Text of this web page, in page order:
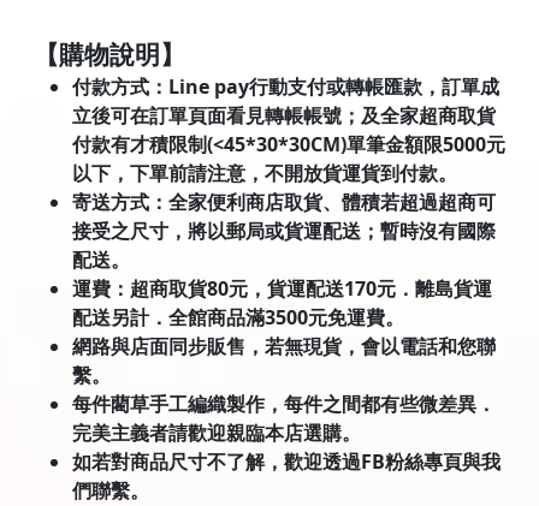
【購物說明】
付款方式：Line pay行動支付或轉帳匯款，訂單成
立後可在訂單頁面看見轉帳帳號；及全家超商取貨
付款有才積限制(<45*30*30CM)單筆金額限5000元
以下，下單前請注意，不開放貨運貨到付款。
寄送方式：全家便利商店取貨、體積若超過超商可
接受之尺寸，將以郵局或貨運配送；暫時沒有國際
配送。
運費：超商取貨80元，貨運配送170元．離島貨運
配送另計．全館商品滿3500元免運費。
網路與店面同步販售，若無現貨，會以電話和您聯
繫。
每件藺草手工編織製作，每件之間都有些微差異．
完美主義者請歡迎親臨本店選購。
如若對商品尺寸不了解，歡迎透過FB粉絲專頁與我
們聯繫。